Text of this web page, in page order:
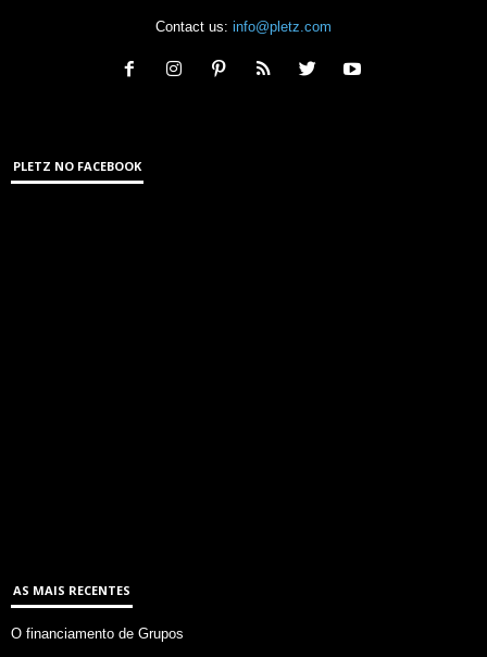
Contact us: info@pletz.com
PLETZ NO FACEBOOK
AS MAIS RECENTES
O financiamento de Grupos